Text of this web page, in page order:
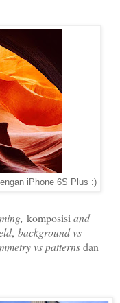
iPhone 6S Plus :)
komposisi and
, background vs
vs patternsdan